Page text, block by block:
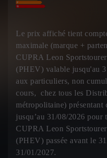
Le prix affiché tient
maximale (marque +
CUPRA Leon
(PHEV) valable jusqu'au
aux particuliers, non
cours, chez tous les
métropolitaine) présentant
jusqu’au 31/08/2026 pour
CUPRA Leon
(PHEV) passée avant le
31/01/2027.